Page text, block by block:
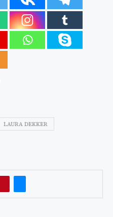
LAURA DEKKER